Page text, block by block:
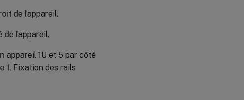
de l’appareil.
l’appareil.
appareil 1U et 5 par côté
1. Fixation des rails